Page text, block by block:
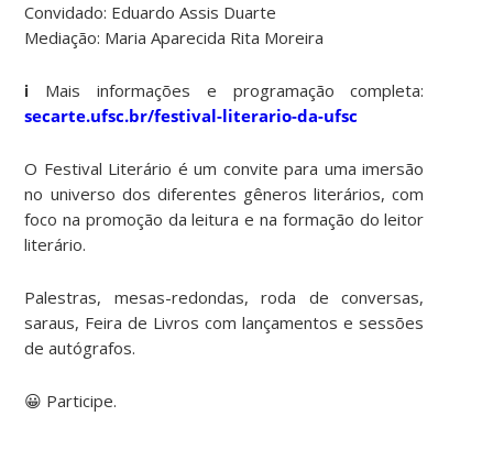
Convidado: Eduardo Assis Duarte
Mediação: Maria Aparecida Rita Moreira
ℹ️ Mais informações e programação completa:
secarte.ufsc.br/festival-literario-da-ufsc
O Festival Literário é um convite para uma imersão
no universo dos diferentes gêneros literários, com
foco na promoção da leitura e na formação do leitor
literário.
Palestras, mesas-redondas, roda de conversas,
saraus, Feira de Livros com lançamentos e sessões
de autógrafos.
😀 Participe.